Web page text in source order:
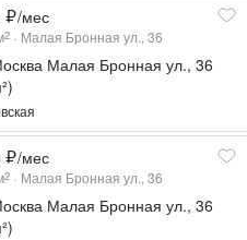
/мес
2 Малая Бронная ул., 36
Малая Бронная ул., 36
/мес
2 Малая Бронная ул., 36
Малая Бронная ул., 36